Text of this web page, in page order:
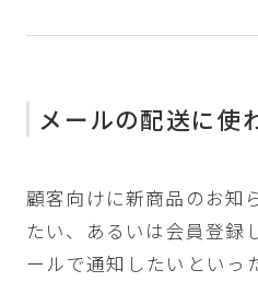
メールの配送に使
顧客向けに新商品のお知
たい、あるいは会員登録
ールで通知したいといっ